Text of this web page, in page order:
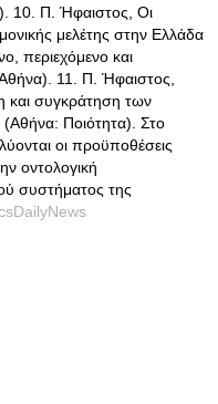
10. Π. Ήφαιστος, Οι
μελέτης στην Ελλάδα
περιεχόμενο και
11. Π. Ήφαιστος,
συγκράτηση των
Ποιότητα). Στο
οι προϋποθέσεις
οντολογική
συστήματος της